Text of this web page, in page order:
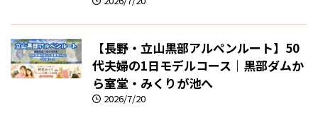
【長野・立山黒部アルペンルート】50
代夫婦の1日モデルコース｜黒部ダムか
ら室堂・みくりが池へ
2026/7/20